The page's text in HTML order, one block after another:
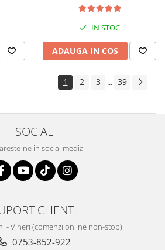
IN STOC
ADAUGA IN COS
1 2 3 ... 39
SOCIAL
ne in social media
CLIENTI
- Vineri (comenzi online non-stop)
0753-852-922